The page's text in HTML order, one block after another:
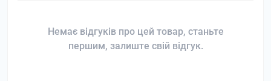
Немає відгуків про цей товар, станьте
першим, залиште свій відгук.